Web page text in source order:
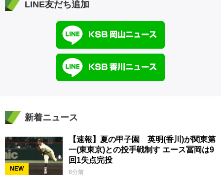
LINE友だち追加
新着ニュース
NEW
【速報】夏の甲子園 英明(香川)が関東第
一(東東京)との投手戦制す エース冨岡は9
回1失点完投
8分前